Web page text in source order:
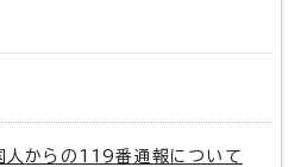
人からの119番通報について